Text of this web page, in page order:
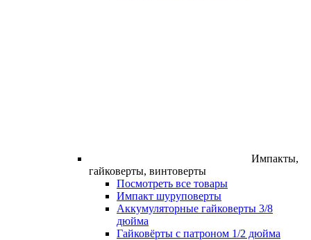
Импакты,
гайковерты, винтоверты
Посмотреть все товары
Импакт шуруповерты
Аккумуляторные гайковерты 3/8
дюйма
Гайковёрты с патроном 1/2 дюйма